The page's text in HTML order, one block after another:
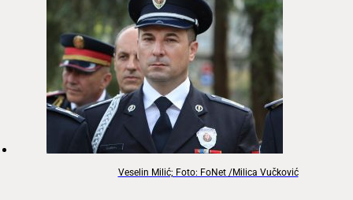
Veselin Milić; Foto: FoNet /Milica Vučković